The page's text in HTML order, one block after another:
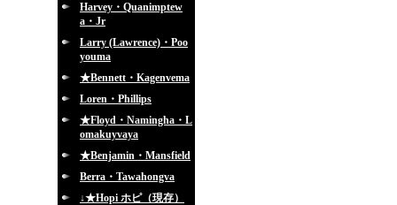
Harvey・Quanimptew
a・Jr
Larry (Lawrence)・Poo
youma
★Bennett・Kagenvema
Loren・Phillips
★Floyd・Namingha・L
omakuyvaya
★Benjamin・Mansfield
Berra・Tawahongva
↓★Hopi ホピ（現存）